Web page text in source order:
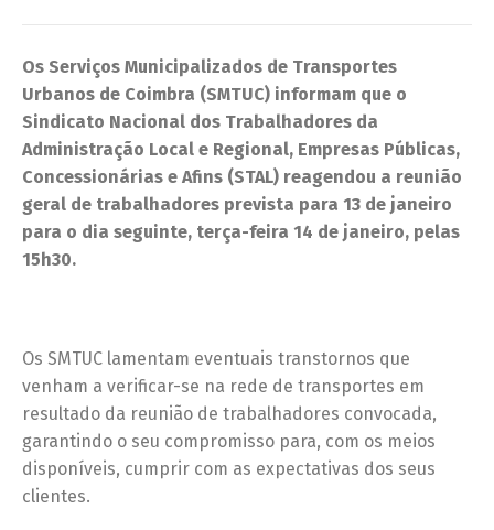
Os Serviços Municipalizados de Transportes
Urbanos de Coimbra (SMTUC) informam que o
Sindicato Nacional dos Trabalhadores da
Administração Local e Regional, Empresas Públicas,
Concessionárias e Afins (STAL) reagendou a reunião
geral de trabalhadores prevista para 13 de janeiro
para o dia seguinte, terça-feira 14 de janeiro, pelas
15h30.
Os SMTUC lamentam eventuais transtornos que
venham a verificar-se na rede de transportes em
resultado da reunião de trabalhadores convocada,
garantindo o seu compromisso para, com os meios
disponíveis, cumprir com as expectativas dos seus
clientes.